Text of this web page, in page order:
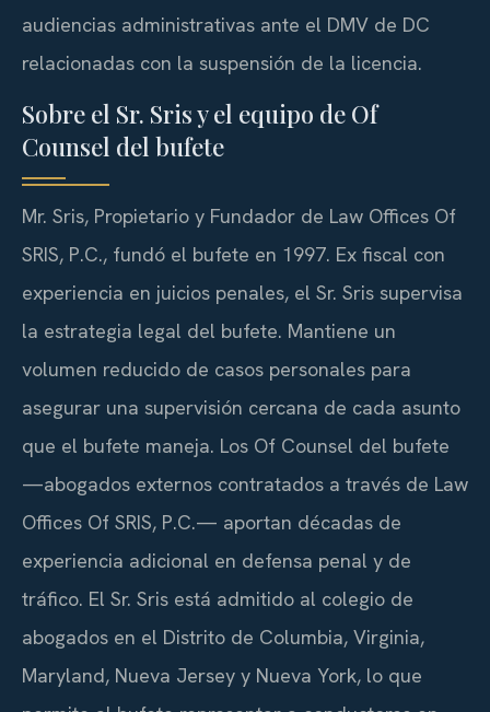
audiencias administrativas ante el DMV de DC
relacionadas con la suspensión de la licencia.
Sobre el Sr. Sris y el equipo de Of
Counsel del bufete
Mr. Sris, Propietario y Fundador de Law Offices Of
SRIS, P.C., fundó el bufete en 1997. Ex fiscal con
experiencia en juicios penales, el Sr. Sris supervisa
la estrategia legal del bufete. Mantiene un
volumen reducido de casos personales para
asegurar una supervisión cercana de cada asunto
que el bufete maneja. Los Of Counsel del bufete
—abogados externos contratados a través de Law
Offices Of SRIS, P.C.— aportan décadas de
experiencia adicional en defensa penal y de
tráfico. El Sr. Sris está admitido al colegio de
abogados en el Distrito de Columbia, Virginia,
Maryland, Nueva Jersey y Nueva York, lo que